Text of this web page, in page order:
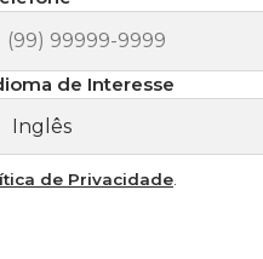
de Interesse
de Privacidade.